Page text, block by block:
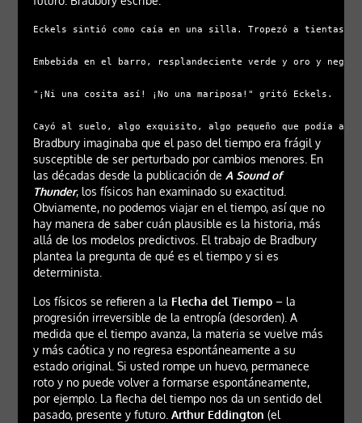
Eckels sintió como caía en una silla. Tropezó a tientas
Embebida en el barro, resplandeciente verde y oro y negro,
"¡Ni una cosita así! ¡No una mariposa!" gritó Eckels.
Cayó al suelo, algo exquisito, algo pequeño que podía
Bradbury imaginaba que el paso del tiempo era frágil y
susceptible de ser perturbado por cambios menores. En
las décadas desde la publicación de A Sound of
Thunder, los físicos han examinado su exactitud.
Obviamente, no podemos viajar en el tiempo, así que no
hay manera de saber cuán plausible es la historia, más
allá de los modelos predictivos. El trabajo de Bradbury
plantea la pregunta de qué es el tiempo y si es
determinista.
Los físicos se refieren a la Flecha del Tiempo– la
progresión irreversible de la entropía (desorden). A
medida que el tiempo avanza, la materia se vuelve más
y más caótica y no regresa espontáneamente a su
estado original. Si usted rompe un huevo, permanece
roto y no puede volver a formarse espontáneamente,
por ejemplo. La flecha del tiempo nos da un sentido del
pasado, presente y futuro. Arthur Eddington (el